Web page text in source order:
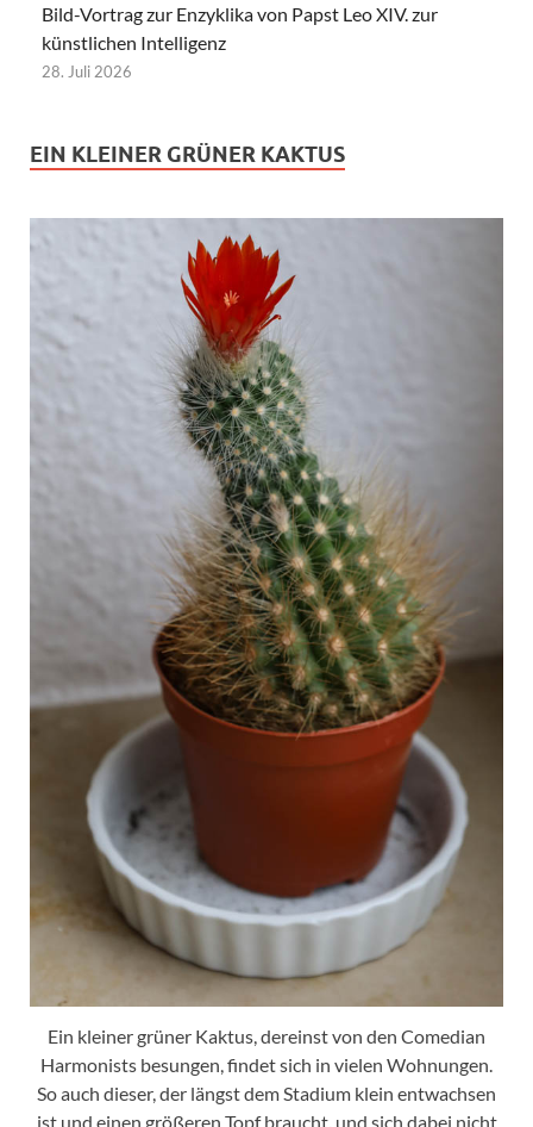
Bild-Vortrag zur Enzyklika von Papst Leo XIV. zur
künstlichen Intelligenz
28. Juli 2026
EIN KLEINER GRÜNER KAKTUS
Ein kleiner grüner Kaktus, dereinst von den Comedian
Harmonists besungen, findet sich in vielen Wohnungen.
So auch dieser, der längst dem Stadium klein entwachsen
ist und einen größeren Topf braucht, und sich dabei nicht